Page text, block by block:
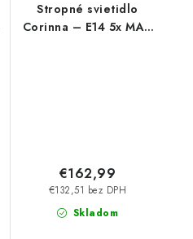
Stropné svietidlo
Corinna – E14 5x MAX
Skladom
€132,51 bez DPH
€162,99